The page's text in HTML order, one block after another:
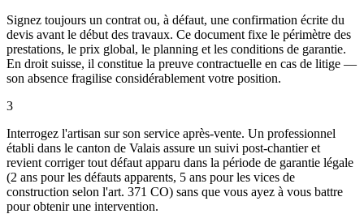
Signez toujours un contrat ou, à défaut, une confirmation écrite du
devis avant le début des travaux. Ce document fixe le périmètre des
prestations, le prix global, le planning et les conditions de garantie.
En droit suisse, il constitue la preuve contractuelle en cas de litige —
son absence fragilise considérablement votre position.
3
Interrogez l'artisan sur son service après-vente. Un professionnel
établi dans le canton de Valais assure un suivi post-chantier et
revient corriger tout défaut apparu dans la période de garantie légale
(2 ans pour les défauts apparents, 5 ans pour les vices de
construction selon l'art. 371 CO) sans que vous ayez à vous battre
pour obtenir une intervention.